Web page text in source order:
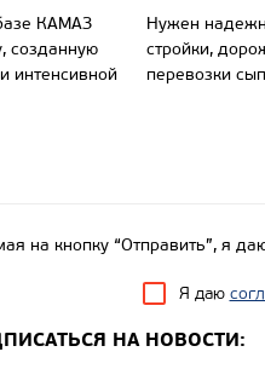
КАМАЗ
созданную
интенсивной
Нужен
стройки,
перевозки
на кнопку “Отправить”, я
Я даю
НА НОВОСТИ: